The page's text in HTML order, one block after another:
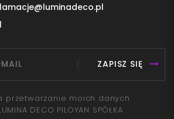
ZAPISZ SIĘ
przetwarzanie moich danych
DECO PILOYAN SPÓŁKA